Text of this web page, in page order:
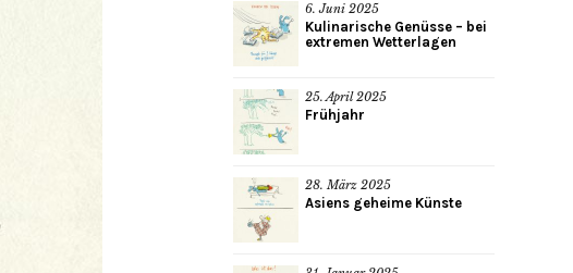
6. Juni 2025
Kulinarische Genüsse – bei
extremen Wetterlagen
25. April 2025
Frühjahr
28. März 2025
Asiens geheime Künste